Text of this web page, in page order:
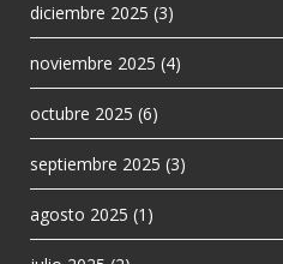
diciembre 2025 (3)
noviembre 2025 (4)
octubre 2025 (6)
septiembre 2025 (3)
agosto 2025 (1)